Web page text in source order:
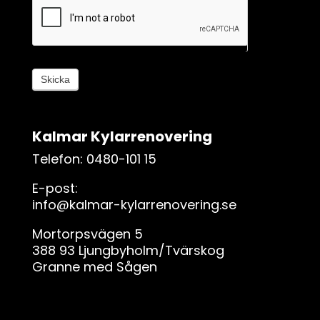
l
ä
a
d
t
h
r
f
ä
Skicka
Kalmar Kylarrenovering
Telefon: 0480-101 15
E-post:
info@kalmar-kylarrenovering.se
Mortorpsvägen 5
388 93 Ljungbyholm/Tvärskog
Granne med Sågen